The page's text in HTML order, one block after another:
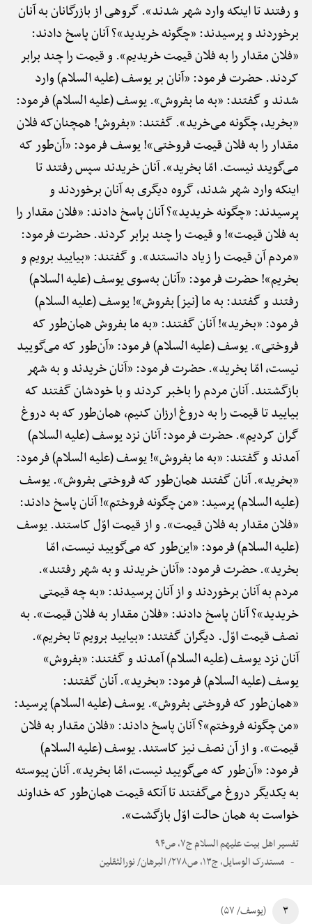
و رفتند تا اینکه وارد شهر شدند». گروهی از بازرگانان به آنان
برخوردند و پرسیدند: «چگونه خریدید»؟ آنان پاسخ دادند:
«فلان مقدار را به فلان قیمت خریدیم». و قیمت را چند برابر
کردند. حضرت فرمود: «آنان بر یوسف (علیه السلام) وارد
شدند و گفتند: «به ما بفروش». یوسف (علیه السلام) فرمود:
«بخرید، چگونه می‌خرید». گفتند: «بفروش! همچنان‌که فلان
مقدار را به فلان قیمت فروختی»! یوسف فرمود: «آن‌طور که
می‌گویند نیست. امّا بخرید». آنان خریدند سپس رفتند تا
اینکه وارد شهر شدند، گروه دیگری به آنان برخوردند و
پرسیدند: «چگونه خریدید»؟ آنان پاسخ دادند: «فلان مقدار را
به فلان قیمت»! و قیمت را چند برابر کردند. حضرت فرمود:
«مردم آن قیمت را زیاد دانستند». و گفتند: «بیایید برویم و
بخریم»! حضرت فرمود: «آنان به‌سوی یوسف (علیه السلام)
رفتند و گفتند: به ما [نیز] بفروش»! یوسف (علیه السلام)
فرمود: «بخرید»! آنان گفتند: «به ما بفروش همان‌طور که
فروختی». یوسف (علیه السلام) فرمود: «آن‌طور که می‌گویید
نیست، امّا بخرید». حضرت فرمود: «آنان خریدند و به شهر
بازگشتند. آنان مردم را باخبر کردند و با خودشان گفتند که
بیایید تا قیمت را به دروغ ارزان کنیم، همان‌طور که به دروغ
گران کردیم». حضرت فرمود: آنان نزد یوسف (علیه السلام)
آمدند و گفتند: «به ما بفروش»! یوسف (علیه السلام) فرمود:
«بخرید». آنان گفتند همان‌طور که فروختی بفروش». یوسف
(علیه السلام) پرسید: «من چگونه فروختم»! آنان پاسخ دادند:
«فلان مقدار به فلان قیمت». و از قیمت اوّل کاستند. یوسف
(علیه السلام) فرمود: «این‌طور که می‌گویید نیست، امّا
بخرید». حضرت فرمود: «آنان خریدند و به شهر رفتند».
مردم به آنان برخوردند و از آنان پرسیدند: «به چه قیمتی
خریدید»؟ آنان پاسخ دادند: «فلان مقدار به فلان قیمت». به
نصف قیمت اوّل. دیگران گفتند: «بیایید برویم تا بخریم».
آنان نزد یوسف (علیه السلام) آمدند و گفتند: «بفروش»
یوسف (علیه السلام) فرمود: «بخرید». آنان گفتند:
«همان‌طور که فروختی بفروش». یوسف (علیه السلام) پرسید:
«من چگونه فروختم»؟ آنان پاسخ دادند: «فلان مقدار به فلان
قیمت». و از آن نصف نیز کاستند. یوسف (علیه السلام)
فرمود: «آن‌طور که می‌گویید نیست، امّا بخرید». آنان پیوسته
به یکدیگر دروغ می‌گفتند تا آنکه قیمت همان‌طور که خداوند
خواست به همان حالت اوّل بازگشت».
تفسیر اهل بیت علیهم السلام ج۷، ص۹۴
مستدرک الوسایل، ج۱۳، ص۲۷۸/ البرهان/ نورالثقلین
۳ (یوسف/ ۵۷)